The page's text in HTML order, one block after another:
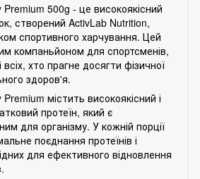
500g - це високоякісний
створений ActivLab Nutrition,
спортивного харчування. Цей
компаньйоном для спортсменів,
всіх, хто прагне досягти фізичної
здоров'я.
містить високоякісний і
протеїн, який є
для організму. У кожній порції
поєднання протеїнів і
для ефективного відновлення